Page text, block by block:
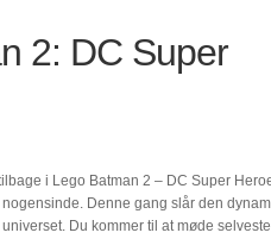
2: DC Super
i Lego Batman 2 – DC Super
Denne gang slår den
Du kommer til at møde